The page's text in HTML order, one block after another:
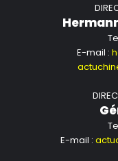
E-mail :
E-mail :